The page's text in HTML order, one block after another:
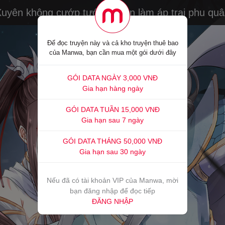
không cướp tướng quân làm áp trại phu
Để đọc truyện này và cả kho truyện thuê bao
của Manwa, bạn cần mua một gói dưới đây
GÓI DATA NGÀY 3,000 VNĐ
Gia hạn hàng ngày
GÓI DATA TUẦN 15,000 VNĐ
Gia hạn sau 7 ngày
GÓI DATA THÁNG 50,000 VNĐ
Gia hạn sau 30 ngày
Nếu đã có tài khoản VIP của Manwa, mời
bạn đăng nhập để đọc tiếp
ĐĂNG NHẬP